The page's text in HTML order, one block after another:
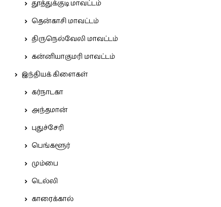
தூத்துக்குடி மாவட்டம்
தென்காசி மாவட்டம்
திருநெல்வேலி மாவட்டம்
கன்னியாகுமரி மாவட்டம்
இந்தியக் கிளைகள்
கர்நாடகா
அந்தமான்
புதுச்சேரி
பெங்களூர்
மும்பை
டெல்லி
காரைக்கால்